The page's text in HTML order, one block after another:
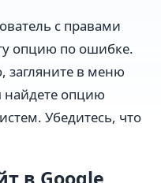
с правами
опцию по ошибке.
загляните в меню
найдете опцию
Убедитесь, что